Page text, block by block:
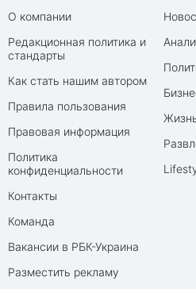
О компании
Редакционная политика и
стандарты
Как стать нашим автором
Правила пользования
Правовая информация
Политика
конфиденциальности
Контакты
Команда
Вакансии в РБК-Украина
Разместить рекламу